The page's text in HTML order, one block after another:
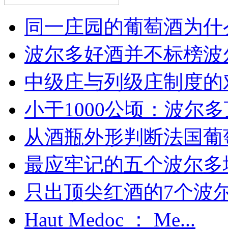
同一庄园的葡萄酒为
波尔多好酒并不标榜
中级庄与列级庄制度
小于1000公顷：波尔
从酒瓶外形判断法国
最应牢记的五个波尔多
只出顶尖红酒的7个波
Haut Medoc ： Me...